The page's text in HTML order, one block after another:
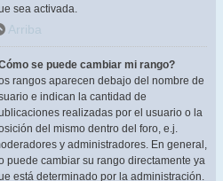
sea activada.
Arriba
se puede cambiar mi rango?
rangos aparecen debajo del nombre de
e indican la cantidad de
realizadas por el usuario o la
del mismo dentro del foro, e.j.
y administradores. En general,
puede cambiar su rango directamente ya
está determinado por la administración.